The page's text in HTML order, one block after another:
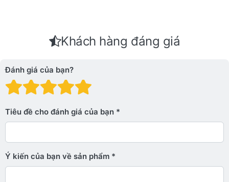
Khách hàng đáng giá
Đánh giá của bạn?
Đánh giá: 4 trên 5
Đánh giá: 3 trên 5 sao.
Đánh giá: 2 trên 5 sao.
Đánh giá: 1 trên 5 sao. Xấu
Tiêu đề cho đánh giá của bạn
Ý kiến ​​của bạn về sản phẩm